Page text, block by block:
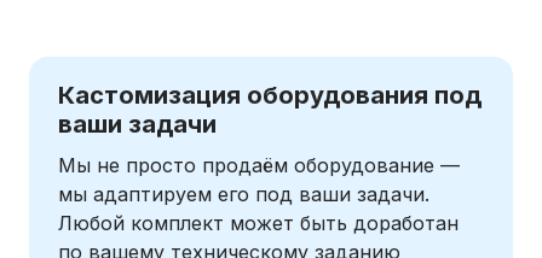
Кастомизация оборудования под
ваши задачи
Мы не просто продаём оборудование —
мы адаптируем его под ваши задачи.
Любой комплект может быть доработан
по вашему техническому заданию